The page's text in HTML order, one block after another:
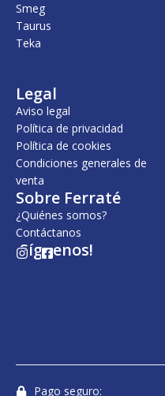
Smeg
Taurus
Teka
Legal
Aviso legal
Política de privacidad
Política de cookies
Condiciones generales de
venta
Sobre Ferraté
¿Quiénes somos?
Contáctanos
¡Síguenos!
I F
s
u
Pago seguro: